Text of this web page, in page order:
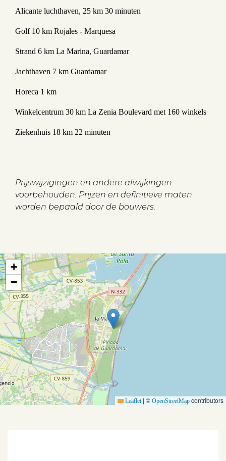
Aanbod
Koopwoningen
Alicante luchthaven, 25 km 30 minuten
Golf 10 km Rojales - Marquesa
Strand 6 km La Marina, Guardamar
Jachthaven 7 km Guardamar
Horeca 1 km
Winkelcentrum 30 km La Zenia Boulevard met 160 winkels
Ziekenhuis 18 km 22 minuten
Prijswijzigingen en andere afwijkingen
voorbehouden. Prijzen en definitieve maten
worden bepaald door de bouwers.
+
−
Leaflet | © OpenStreetMap contributors